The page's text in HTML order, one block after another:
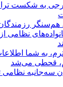
به شکست
هم‌سنگر
نظامی
به شما
قحطی می‌شد
سه‌جانبه